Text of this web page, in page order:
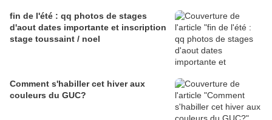
fin de l'été : qq photos de stages
d'aout dates importante et inscription
stage toussaint / noel
Comment s'habiller cet hiver aux
couleurs du GUC?